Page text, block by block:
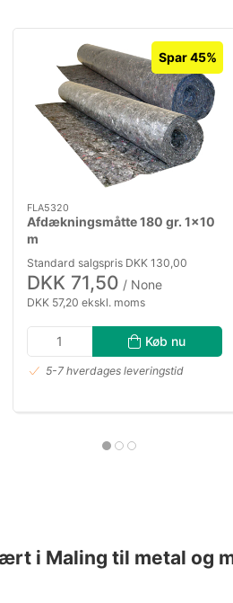
Spar 45%
FLA5320
Afdækningsmåtte 180 gr. 1×10
m
Standard salgspris DKK 130,00
DKK 71,50 / None
DKK 57,20 ekskl. moms
Køb nu
5-7 hverdages leveringstid
i Maling til metal og